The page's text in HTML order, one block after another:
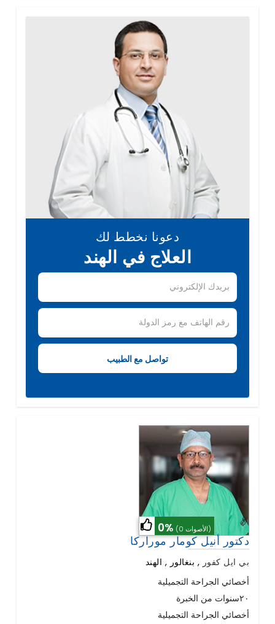
دعونا نخطط لك
العلاج في الهند
0% (0 الأصوات)
دكتور أنيل كومار موراركا
بي ايل كفور , بنغالور , الهند
أخصائي الجراحة التجميلية
٢٠سنوات من الخبرة
أخصائي الجراحة التجميلية